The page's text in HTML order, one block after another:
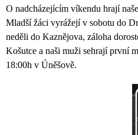
O nadcházejícím víkendu hrají
Mladší žáci vyrážejí v sobotu do
neděli do Kaznějova, záloha
Košutce a naši muži sehrají první
18:00h v Úněšově.